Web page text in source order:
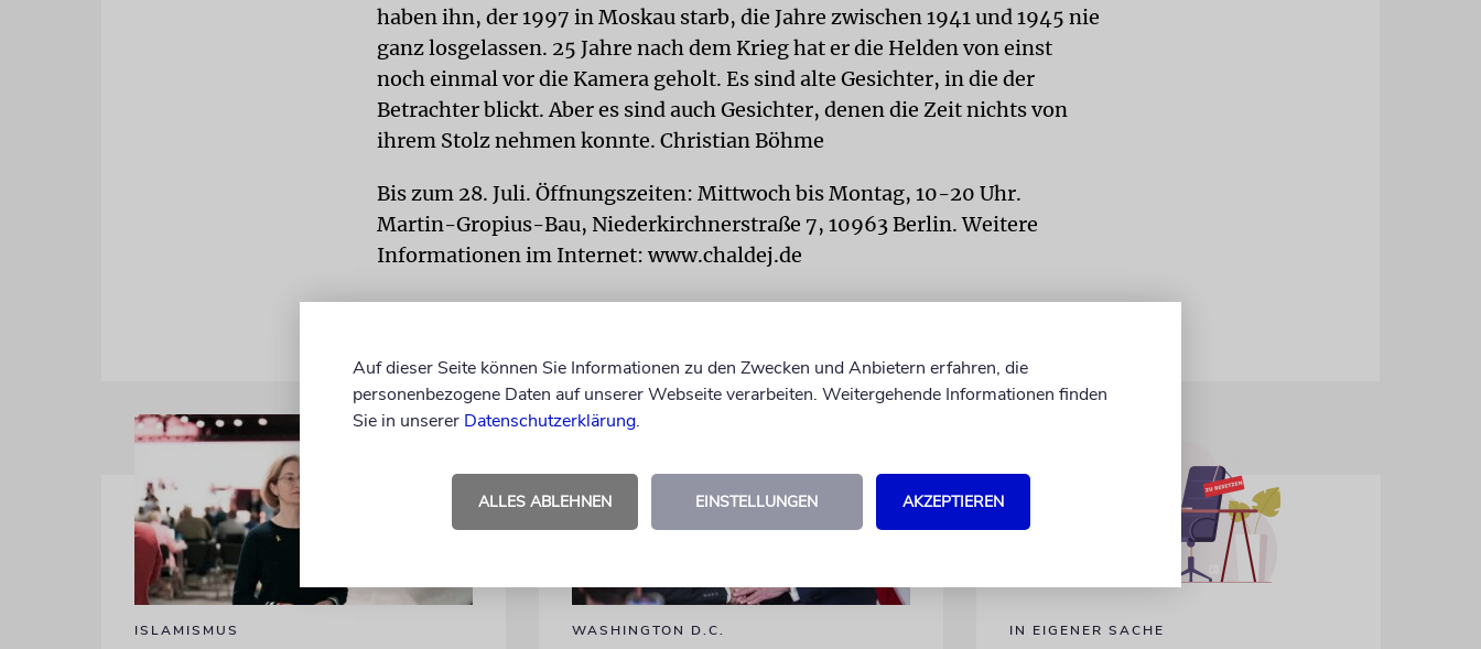
haben ihn, der 1997 in Moskau starb, die Jahre zwischen 1941 und 1945 nie
ganz losgelassen. 25 Jahre nach dem Krieg hat er die Helden von einst
noch einmal vor die Kamera geholt. Es sind alte Gesichter, in die der
Betrachter blickt. Aber es sind auch Gesichter, denen die Zeit nichts von
ihrem Stolz nehmen konnte. Christian Böhme
Bis zum 28. Juli. Öffnungszeiten: Mittwoch bis Montag, 10-20 Uhr.
Martin-Gropius-Bau, Niederkirchnerstraße 7, 10963 Berlin. Weitere
Informationen im Internet: www.chaldej.de
ISLAMISMUS WASHINGTON D.C. IN EIGENER SACHE
Auf dieser Seite können Sie Informationen zu den Zwecken und Anbietern erfahren, die
personenbezogene Daten auf unserer Webseite verarbeiten. Weitergehende Informationen finden
Sie in unserer Datenschutzerklärung.
ALLES ABLEHNEN EINSTELLUNGEN AKZEPTIEREN